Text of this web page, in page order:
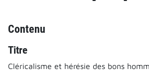
Contenu
Titre
Cléricalisme et hérésie des bons